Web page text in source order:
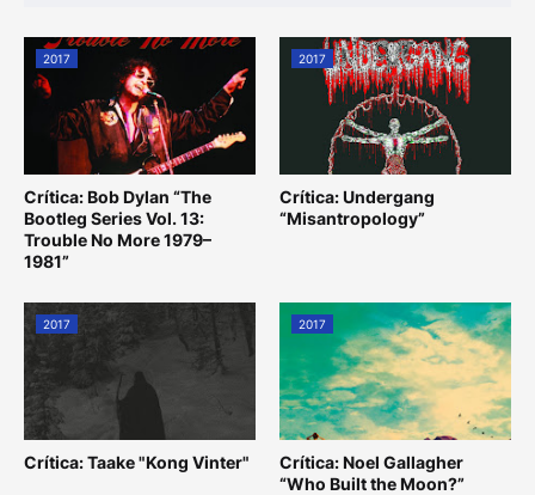
2017
Crítica: Bob Dylan “The
Bootleg Series Vol. 13:
Trouble No More 1979–
1981”
2017
Crítica: Undergang
“Misantropology”
2017
Crítica: Taake "Kong Vinter"
2017
Crítica: Noel Gallagher
“Who Built the Moon?”